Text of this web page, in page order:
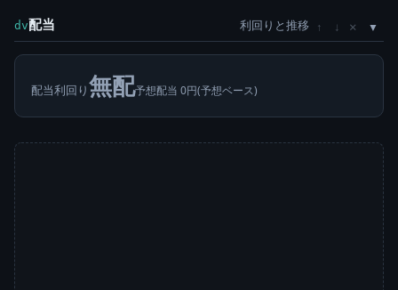
dv配当 利回りと推移 ↑ ↓ ×
配当利回り無配予想配当 0円(予想ベース)